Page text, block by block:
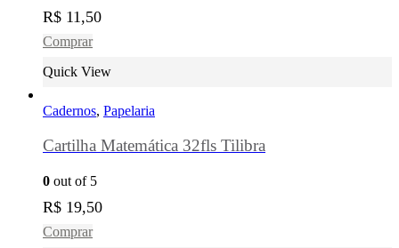
R$ 11,50
Comprar
Quick View
Cadernos, Papelaria
Cartilha Matemática 32fls Tilibra
0 out of 5
R$ 19,50
Comprar